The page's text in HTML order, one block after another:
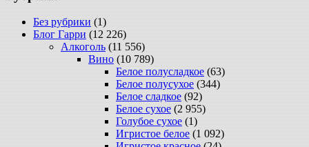
Без рубрики (1)
Блог Гарри (12 226)
Алкоголь (11 556)
Вино (10 789)
Белое полусладкое (63)
Белое полусухое (344)
Белое сладкое (92)
Белое сухое (2 955)
Голубое сухое (1)
Игристое белое (1 092)